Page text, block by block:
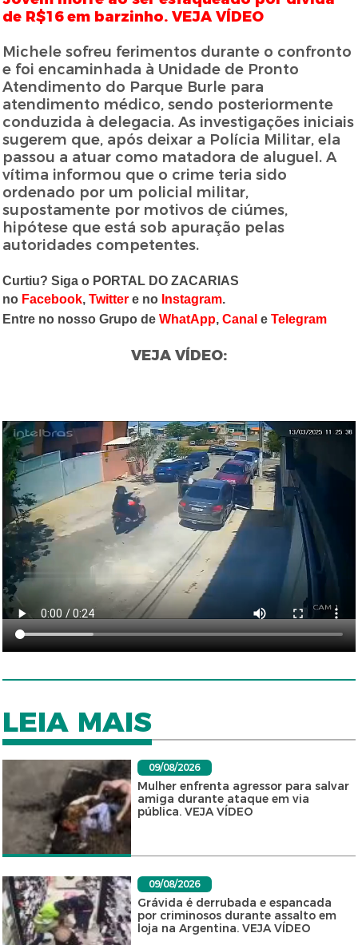
de R$16 em barzinho. VEJA VÍDEO
Michele sofreu ferimentos durante o confronto
e foi encaminhada à Unidade de Pronto
Atendimento do Parque Burle para
atendimento médico, sendo posteriormente
conduzida à delegacia. As investigações iniciais
sugerem que, após deixar a Polícia Militar, ela
passou a atuar como matadora de aluguel. A
vítima informou que o crime teria sido
ordenado por um policial militar,
supostamente por motivos de ciúmes,
hipótese que está sob apuração pelas
autoridades competentes.
Curtiu? Siga o PORTAL DO ZACARIAS
no Facebook,Twitter e no Instagram.
Entre no nosso Grupo deWhatApp,Canal eTelegram
VEJA VÍDEO:
LEIA MAIS
09/08/2026
Mulher enfrenta agressor para salvar
amiga durante ataque em via
pública. VEJA VÍDEO
09/08/2026
Grávida é derrubada e espancada
por criminosos durante assalto em
loja na Argentina. VEJA VÍDEO